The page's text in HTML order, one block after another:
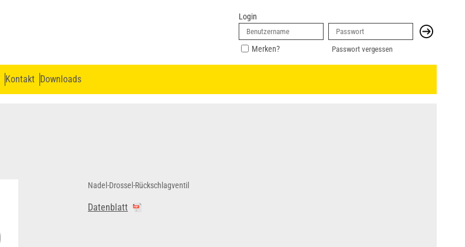
Login
Merken? Passwort vergessen
Kontakt Downloads
Nadel-Drossel-Rückschlagventil
Datenblatt